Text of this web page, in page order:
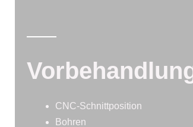
CNC-Schnittposition
Bohren